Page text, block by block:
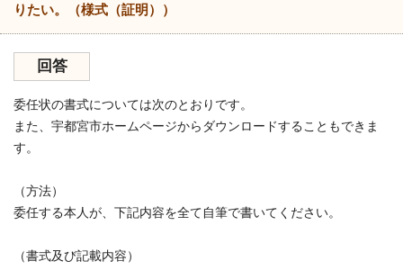
りたい。（様式（証明））
回答
委任状の書式については次のとおりです。
また、宇都宮市ホームページからダウンロードすることもできま
す。
（方法）
委任する本人が、下記内容を全て自筆で書いてください。
（書式及び記載内容）